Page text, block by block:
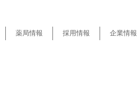
薬局情報 採用情報 企業情報